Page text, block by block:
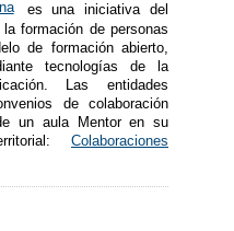
es una iniciativa del
formación de personas
de formación abierto,
tecnologías de la
Las entidades
de colaboración
un aula Mentor en su
Colaboraciones